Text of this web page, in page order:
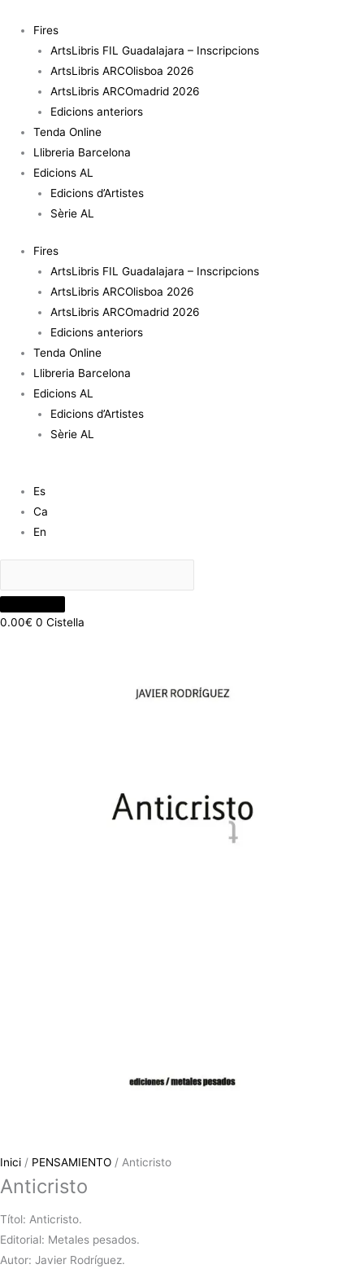
contingut
Fires
ArtsLibris FIL Guadalajara – Inscripcions
ArtsLibris ARCOlisboa 2026
ArtsLibris ARCOmadrid 2026
Edicions anteriors
Tenda Online
Llibreria Barcelona
Edicions AL
Edicions d’Artistes
Sèrie AL
Fires
ArtsLibris FIL Guadalajara – Inscripcions
ArtsLibris ARCOlisboa 2026
ArtsLibris ARCOmadrid 2026
Edicions anteriors
Tenda Online
Llibreria Barcelona
Edicions AL
Edicions d’Artistes
Sèrie AL
Es
Ca
En
0.00€ 0 Cistella
Inici / PENSAMIENTO / Anticristo
Anticristo
Títol: Anticristo.
Editorial: Metales pesados.
Autor: Javier Rodríguez.